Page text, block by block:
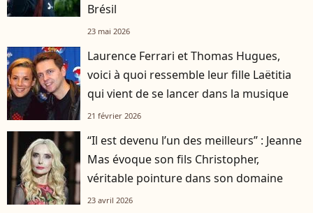
Brésil
23 mai 2026
Laurence Ferrari et Thomas Hugues,
voici à quoi ressemble leur fille Laëtitia
qui vient de se lancer dans la musique
21 février 2026
“Il est devenu l’un des meilleurs” : Jeanne
Mas évoque son fils Christopher,
véritable pointure dans son domaine
23 avril 2026